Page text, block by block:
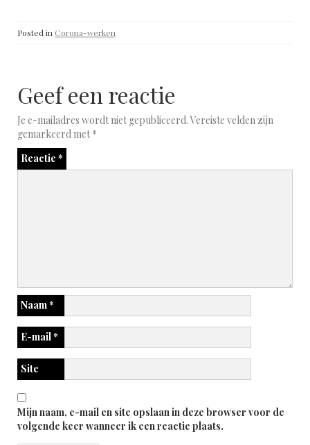
Posted in Corona-werken
Geef een reactie
Je e-mailadres wordt niet gepubliceerd. Vereiste velden zijn
gemarkeerd met*
Reactie *
Naam*
E-mail*
Site
Mijn naam, e-mail en site opslaan in deze browser voor de
volgende keer wanneer ik een reactie plaats.